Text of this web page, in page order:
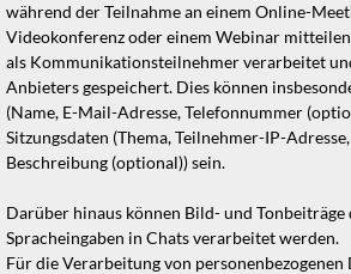
während der Teilnahme an einem Online-
Videokonferenz oder einem Webinar
als Kommunikationsteilnehmer verarbeitet
Anbieters gespeichert. Dies können
(Name, E-Mail-Adresse, Telefonnummer
Sitzungsdaten (Thema, Teilnehmer-IP-
Beschreibung (optional)) sein.
Darüber hinaus können Bild- und
Spracheingaben in Chats verarbeitet werden.
Für die Verarbeitung von